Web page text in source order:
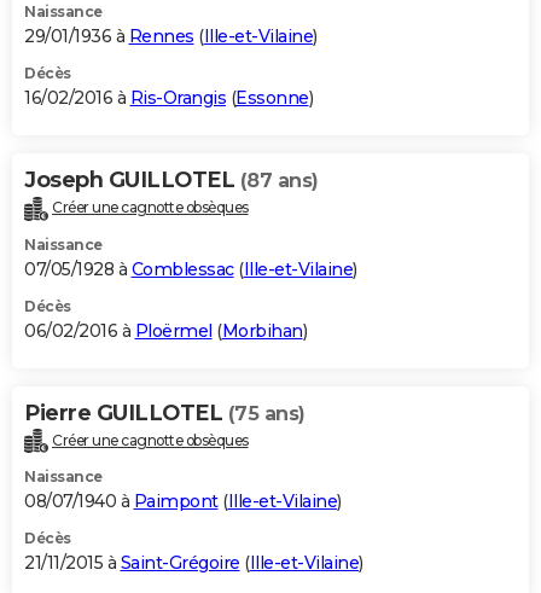
Naissance
29/01/1936 à Rennes (Ille-et-Vilaine)
Décès
16/02/2016 à Ris-Orangis (Essonne)
Joseph GUILLOTEL (87 ans)
Créer une cagnotte obsèques
Naissance
07/05/1928 à Comblessac(Ille-et-Vilaine)
Décès
06/02/2016 à Ploërmel (Morbihan)
Pierre GUILLOTEL (75 ans)
Créer une cagnotte obsèques
Naissance
08/07/1940 à Paimpont(Ille-et-Vilaine)
Décès
21/11/2015 à Saint-Grégoire (Ille-et-Vilaine)